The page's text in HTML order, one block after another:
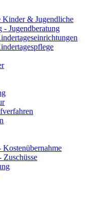
Kinder & Jugendliche
- Jugendberatung
Zuschüsse